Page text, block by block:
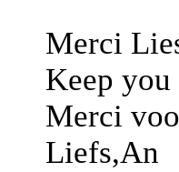
Merci
Keep you
Merci
Liefs,An